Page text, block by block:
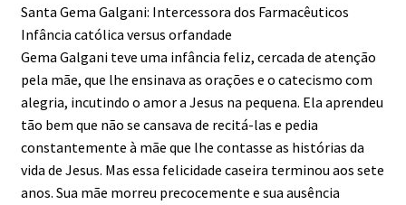
Santa Gema Galgani: Intercessora dos Farmacêuticos
Infância católica versus orfandade
Gema Galgani teve uma infância feliz, cercada de atenção
pela mãe, que lhe ensinava as orações e o catecismo com
alegria, incutindo o amor a Jesus na pequena. Ela aprendeu
tão bem que não se cansava de recitá-las e pedia
constantemente à mãe que lhe contasse as histórias da
vida de Jesus. Mas essa felicidade caseira terminou aos sete
anos. Sua mãe morreu precocemente e sua ausência